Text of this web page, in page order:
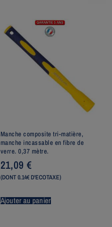
Manche composite tri-matière,
manche incassable en fibre de
verre. 0,37 mètre.
21,09 €
(DONT 0.14€ D'ECOTAXE)
Ajouter au panier